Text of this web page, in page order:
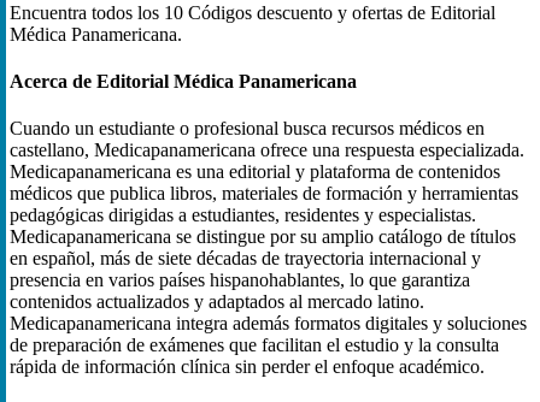
Encuentra todos los 10 Códigos descuento y ofertas de Editorial
Médica Panamericana.
Acerca de Editorial Médica Panamericana
Cuando un estudiante o profesional busca recursos médicos en
castellano, Medicapanamericana ofrece una respuesta especializada.
Medicapanamericana es una editorial y plataforma de contenidos
médicos que publica libros, materiales de formación y herramientas
pedagógicas dirigidas a estudiantes, residentes y especialistas.
Medicapanamericana se distingue por su amplio catálogo de títulos
en español, más de siete décadas de trayectoria internacional y
presencia en varios países hispanohablantes, lo que garantiza
contenidos actualizados y adaptados al mercado latino.
Medicapanamericana integra además formatos digitales y soluciones
de preparación de exámenes que facilitan el estudio y la consulta
rápida de información clínica sin perder el enfoque académico.